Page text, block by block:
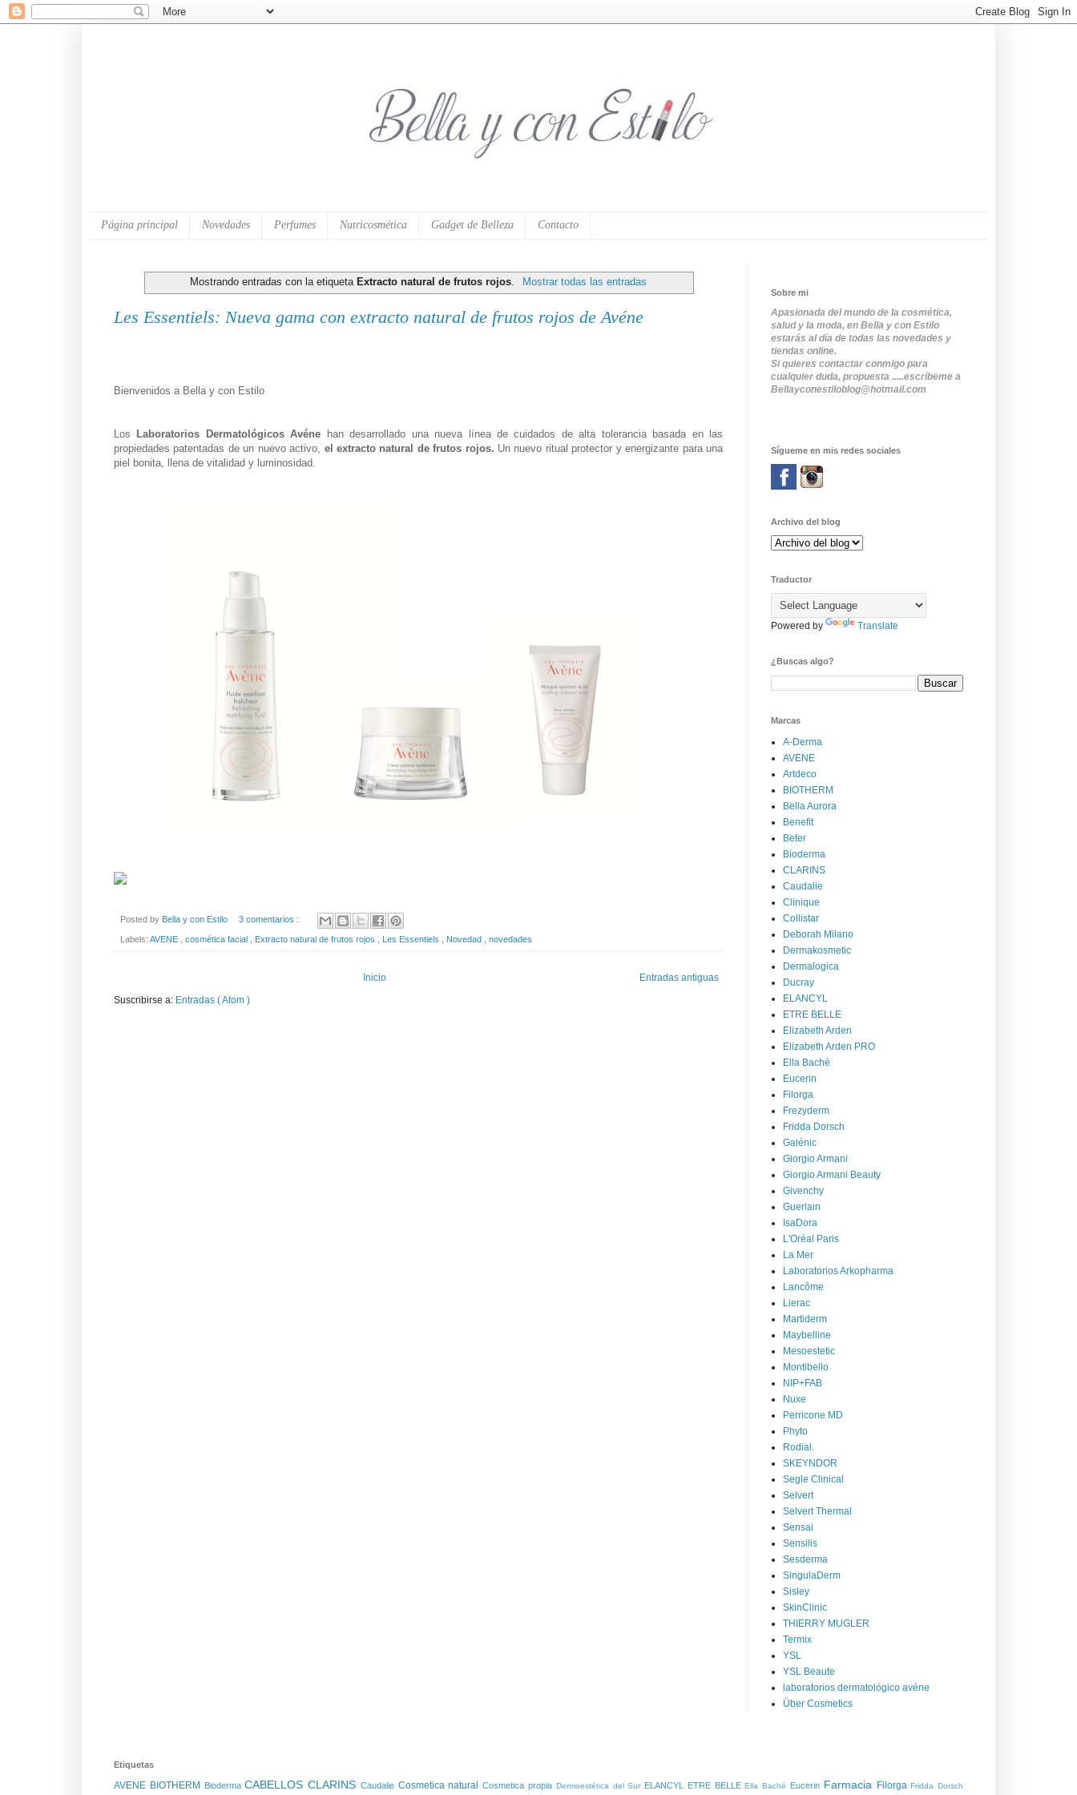
Página principal Novedades Perfumes Nutricosmética Gadget de Belleza Contacto
Mostrando entradas con la etiquetaExtracto natural de frutos rojos Mostrar todas las entradas
Les Essentiels: Nueva gama con extracto natural de frutos rojos de Avéne
Bienvenidos a Bella y con Estilo
Los Laboratorios Dermatológicos Avéne han desarrollado una nueva línea de cuidados de alta tolerancia basada en las
propiedades patentadas de un nuevo activo, el extracto natural de frutos rojos. Un nuevo ritual protector y energizante para una
piel bonita, llena de vitalidad y luminosidad.
Posted by Bella y con Estilo 3 comentarios :
Labels: AVENE cosmética facial Extracto natural de frutos rojos Les Essentiels Novedad novedades
Entradas antiguas
Inicio
Suscribirse a: Entradas ( Atom )
Sobre mi
Apasionada del mundo de la cosmética,
salud y la moda, en Bella y con Estilo
estarás al día de todas las novedades y
tiendas online.
Si quieres contactar conmigo para
cualquier duda, propuesta .....escríbeme a
Bellayconestiloblog@hotmail.com
Sígueme en mis redes sociales
Archivo del blog
Traductor
Powered by Translate
¿Buscas algo?
Marcas
A-Derma
AVENE
Artdeco
BIOTHERM
Bella Aurora
Benefit
Beter
Bioderma
CLARINS
Caudalie
Clinique
Collistar
Deborah Milano
Dermakosmetic
Dermalogica
Ducray
ELANCYL
ETRE BELLE
Elizabeth Arden
Elizabeth Arden PRO
Ella Baché
Eucerin
Filorga
Frezyderm
Fridda Dorsch
Galénic
Giorgio Armani
Giorgio Armani Beauty
Givenchy
Guerlain
IsaDora
L'Oréal Paris
La Mer
Laboratorios Arkopharma
Lancôme
Lierac
Martiderm
Maybelline
Mesoestetic
Montibello
NIP+FAB
Nuxe
Perricone MD
Phyto
Rodial.
SKEYNDOR
Segle Clinical
Selvert
Selvert Thermal
Sensai
Sensilis
Sesderma
SingulaDerm
Sisley
SkinClinic
THIERRY MUGLER
Termix
YSL
YSL Beaute
laboratorios dermatológico avéne
Über Cosmetics
Etiquetas
AVENE BIOTHERM BiodermaCABELLOSCLARINS Caudalie Cosmetica naturalCosmetica propia Dermoestética del Sur ELANCYL ETRE BELLEElla Baché Eucerin Farmacia FilorgaFridda Dorsch